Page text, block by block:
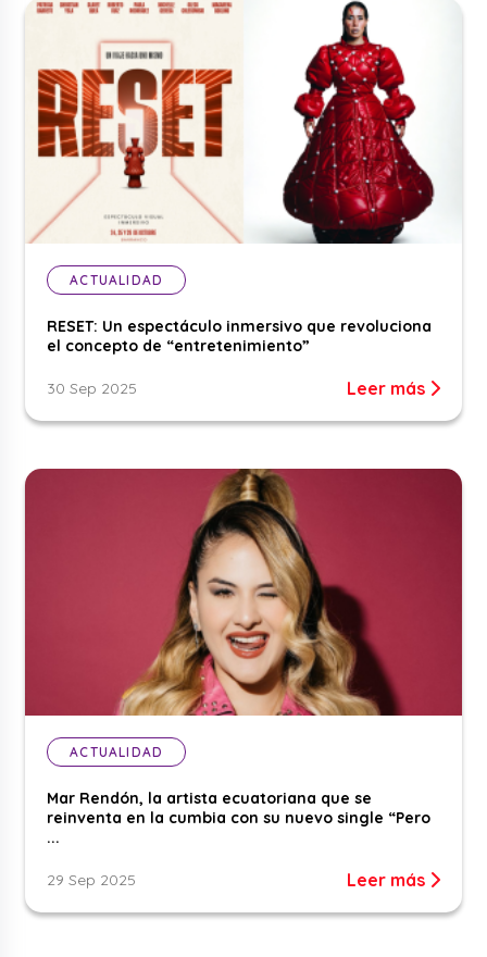
ACTUALIDAD
RESET: Un espectáculo inmersivo que revoluciona
el concepto de “entretenimiento”
30 Sep 2025 Leer más
ACTUALIDAD
Mar Rendón, la artista ecuatoriana que se
reinventa en la cumbia con su nuevo single “Pero
...
29 Sep 2025 Leer más